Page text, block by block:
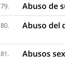
79. Abuso de
80. Abuso del
81. Abusos